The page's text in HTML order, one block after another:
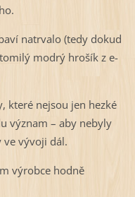
natrvalo (tedy dokud
modrý hrošík z e-
které nejsou jen hezké
význam – aby nebyly
ve vývoji dál.
výrobce hodně